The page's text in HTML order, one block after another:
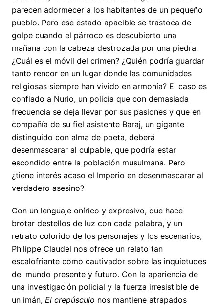
parecen adormecer a los habitantes de un pequeño
pueblo. Pero ese estado apacible se trastoca de
golpe cuando el párroco es descubierto una
mañana con la cabeza destrozada por una piedra.
¿Cuál es el móvil del crimen? ¿Quién podría guardar
tanto rencor en un lugar donde las comunidades
religiosas siempre han vivido en armonía? El caso es
confiado a Nurio, un policía que con demasiada
frecuencia se deja llevar por sus pasiones y que en
compañía de su fiel asistente Baraj, un gigante
distinguido con alma de poeta, deberá
desenmascarar al culpable, que podría estar
escondido entre la población musulmana. Pero
¿tiene interés acaso el Imperio en desenmascarar al
verdadero asesino?
Con un lenguaje onírico y expresivo, que hace
brotar destellos de luz con cada palabra, y un
retrato colorido de los personajes y los escenarios,
Philippe Claudel nos ofrece un relato tan
escalofriante como cautivador sobre las inquietudes
del mundo presente y futuro. Con la apariencia de
una investigación policial y la fuerza irresistible de
un imán, El crepúsculo nos mantiene atrapados